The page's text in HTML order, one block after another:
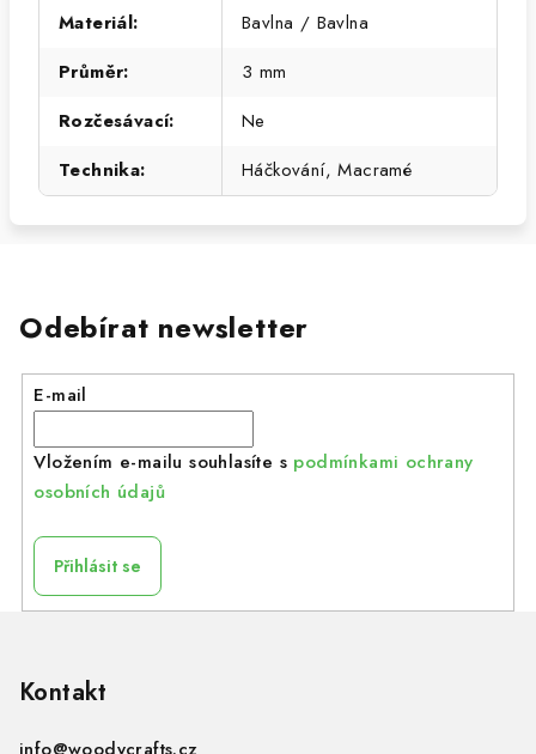
Materiál:
Bavlna / Bavlna
Průměr:
3 mm
Rozčesávací:
Ne
Technika: Háčkování, Macramé
Odebírat newsletter
E-mail
Vložením e-mailu souhlasíte s podmínkami ochrany
osobních údajů
Přihlásit se
Kontakt
info@woodycrafts.cz